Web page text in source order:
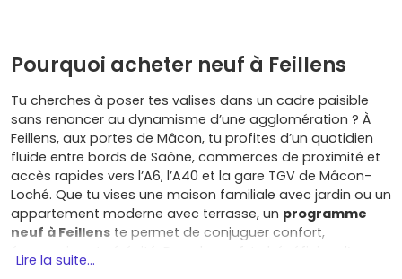
Pourquoi acheter neuf à Feillens
Tu cherches à poser tes valises dans un cadre paisible
sans renoncer au dynamisme d’une agglomération ? À
Feillens, aux portes de Mâcon, tu profites d’un quotidien
fluide entre bords de Saône, commerces de proximité et
accès rapides vers l’A6, l’A40 et la gare TGV de Mâcon-
Loché. Que tu vises une maison familiale avec jardin ou un
appartement moderne avec terrasse, un programme
neuf à Feillens te permet de conjuguer confort,
économies et sérénité. Dans le neuf, tu bénéficies d’une
conception conforme à la
Lire la suite...